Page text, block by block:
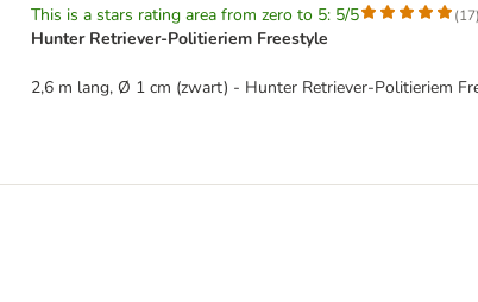
This is a stars rating area from zero to 5: 5/5 (17)
Hunter Retriever-Politieriem Freestyle
2,6 m lang, Ø 1 cm (zwart) - Hunter Retriever-Politieriem